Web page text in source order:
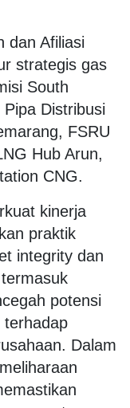
dan Afiliasi
strategis gas
South
Distribusi
FSRU
Hub Arun,
CNG.
kinerja
praktik
integrity dan
potensi
terhadap
Dalam